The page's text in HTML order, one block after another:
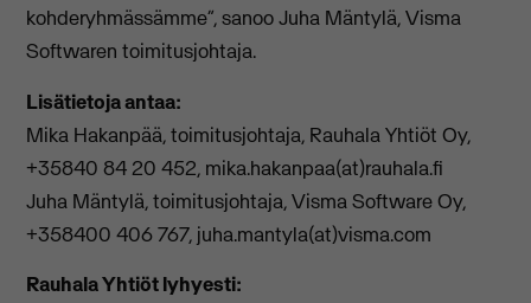
kohderyhmässämme”, sanoo Juha Mäntylä, Visma
Softwaren toimitusjohtaja.
Lisätietoja antaa:
Mika Hakanpää, toimitusjohtaja, Rauhala Yhtiöt Oy,
+35840 84 20 452, mika.hakanpaa(at)rauhala.fi
Juha Mäntylä, toimitusjohtaja, Visma Software Oy,
+358400 406 767, juha.mantyla(at)visma.com
Rauhala Yhtiöt lyhyesti: